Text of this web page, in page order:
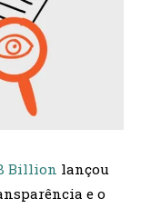
Billion lançou
e o